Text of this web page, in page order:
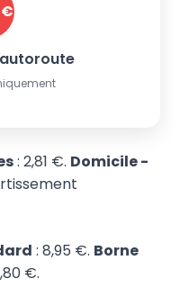
: 2,81 €. Domicile -
: 8,95 €. Borne
€.